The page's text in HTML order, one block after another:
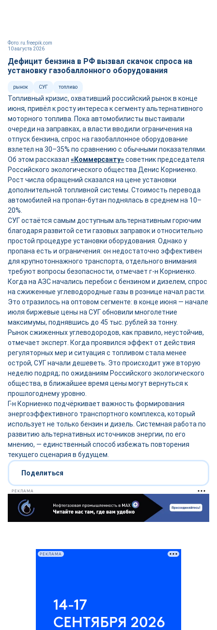
10 августа 2026
Фото: ru.freepik.com
Дефицит бензина в РФ вызвал скачок спроса на
установку газобаллонного оборудования
рынок СУГ топливо
Топливный кризис, охвативший российский рынок в конце
июня, привёл к росту интереса к сегменту альтернативного
моторного топлива. Пока автомобилисты выстаивали
очереди на заправках, а власти вводили ограничения на
отпуск бензина, спрос на газобаллонное оборудование
взлетел на 30–35% по сравнению с обычными показателями.
Об этом рассказал «Коммерсанту»советник председателя
Российского экологического общества Денис Корниенко.
Рост числа обращений сказался на цене установки
дополнительной топливной системы. Стоимость перевода
автомобилей на пропан-бутан поднялась в среднем на 10–
20%.
СУГ остаётся самым доступным альтернативным горючим
благодаря развитой сети газовых заправок и относительно
простой процедуре установки оборудования. Однако у
пропана есть и ограничения: он недостаточно эффективен
для крупнотоннажного транспорта, отдельного внимания
требуют вопросы безопасности, отмечает г-н Корниенко.
Когда на АЗС начались перебои с бензином и дизелем, спрос
на сжиженные углеводородные газы в рознице начал расти.
Это отразилось на оптовом сегменте: в конце июня — начале
июля биржевые цены на СУГ обновили многолетние
максимумы, поднявшись до 45 тыс. рублей за тонну.
Рынок сжиженных углеводородов, как правило, неустойчив,
отмечает эксперт. Когда проявился эффект от действия
регуляторных мер и ситуация с топливом стала менее
острой, СУГ начали дешеветь. Это происходит уже вторую
неделю подряд; по ожиданиям Российского экологического
общества, в ближайшее время цены могут вернуться к
прошлогоднему уровню.
Г-н Корниенко подчёркивает важность формирования
энергоэффективного транспортного комплекса, который
использует не только бензин и дизель. Системная работа по
развитию альтернативных источников энергии, по его
мнению, — единственный способ избежать повторения
текущего сценария в будущем.
Поделиться
РЕКЛАМА
РЕКЛАМА